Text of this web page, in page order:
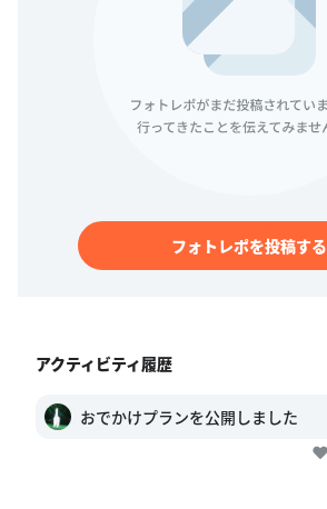
フォトレポを投稿する
アクティビティ履歴
おでかけプランを公開しました